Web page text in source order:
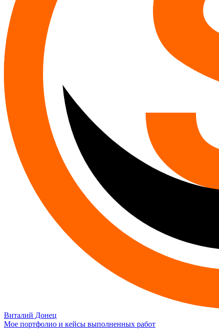
Виталий Донец
Мое портфолио и кейсы выполненных работ